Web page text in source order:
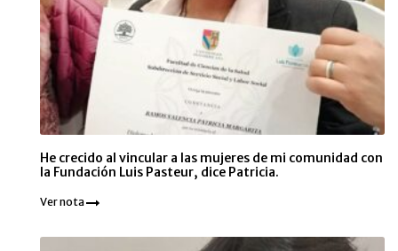
He crecido al vincular a las mujeres de mi comunidad con
la Fundación Luis Pasteur, dice Patricia.
Ver nota